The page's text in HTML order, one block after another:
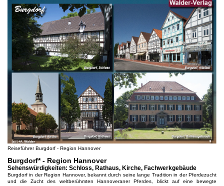
Reiseführer Burgdorf - Region Hannover
Burgdorf* - Region Hannover
Sehenswürdigkeiten: Schloss, Rathaus, Kirche, Fachwerkgebäude
Burgdorf in der Region Hannover, bekannt durch seine lange Tradition in der Pferdezucht
und die Zucht des weltberühmten Hannoveraner Pferdes, blickt auf eine bewegte